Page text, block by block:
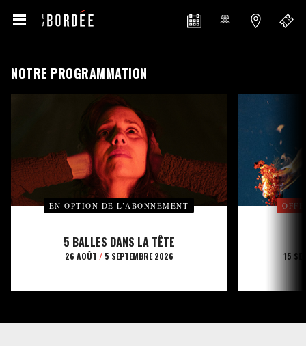
NOTRE PROGRAMMATION
EN OPTION DE L’ABONNEMENT
5 BALLES DANS LA TÊTE
26 AOÛT /5 SEPTEMBRE 2026 15